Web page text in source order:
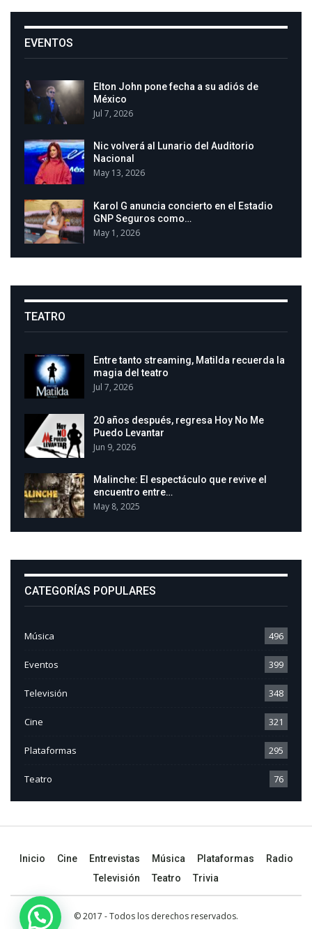
EVENTOS
Elton John pone fecha a su adiós de
México
Jul 7, 2026
Nic volverá al Lunario del Auditorio
Nacional
May 13, 2026
Karol G anuncia concierto en el Estadio
GNP Seguros como…
May 1, 2026
TEATRO
Entre tanto streaming, Matilda recuerda la
magia del teatro
Jul 7, 2026
20 años después, regresa Hoy No Me
Puedo Levantar
Jun 9, 2026
Malinche: El espectáculo que revive el
encuentro entre…
May 8, 2025
CATEGORÍAS POPULARES
Música 496
Eventos 399
Televisión 348
Cine 321
Plataformas 295
Teatro 76
Inicio Cine Entrevistas Música Plataformas
Radio
Televisión
Teatro Trivia
© 2017 - Todos los derechos reservados.